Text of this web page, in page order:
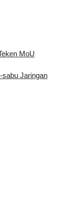
MoU
sabu Jaringan